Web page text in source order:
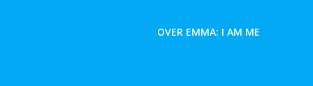
OVER EMMA: I AM ME